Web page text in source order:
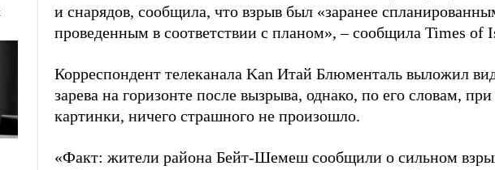
и снарядов, сообщила, что взрыв был «заранее
проведенным в соответствии с планом», – сообщила Times of
Корреспондент телеканала Kan Итай Блюменталь выложил
зарева на горизонте после вызрыва, однако, по его словам,
картинки, ничего страшного не произошло.
«Факт: жители района Бейт-Шемеш сообщили о сильном